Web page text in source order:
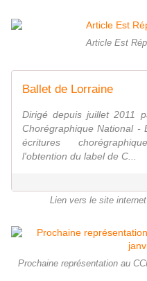
Article Est
Ballet de Lorraine
Dirigé depuis juillet 2011
Chorégraphique National -
écritures
l'obtention du label de C...
Lien vers le site
Prochaine représentation au